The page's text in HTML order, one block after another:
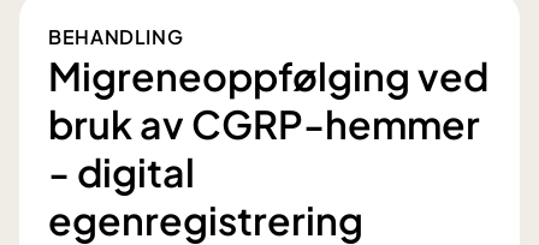
BEHANDLING
Migreneoppfølging ved
bruk av CGRP-hemmer
- digital
egenregistrering